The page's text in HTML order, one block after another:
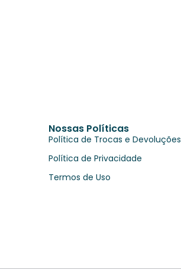
Nossas Políticas
Política de Trocas e Devoluções
Política de Privacidade
Termos de Uso